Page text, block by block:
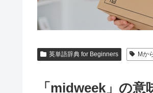
英単語辞典 for Beginners Mか
「midweek」の